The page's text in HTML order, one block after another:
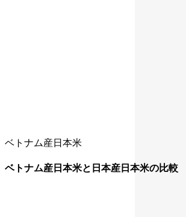
ベトナム産日本米
ベトナム産日本米と日本産日本米の比較